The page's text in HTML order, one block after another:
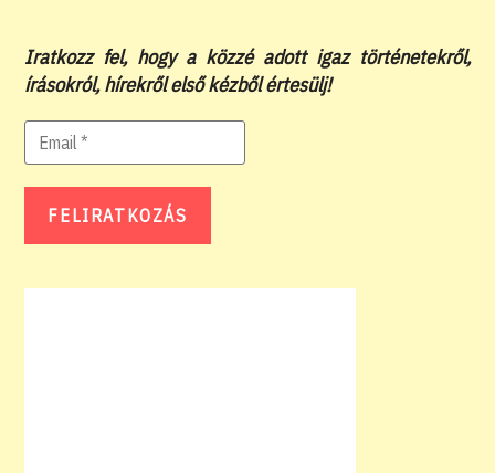
Iratkozz fel, hogy a közzé adott igaz történetekről,
írásokról, hírekről első kézből értesülj!